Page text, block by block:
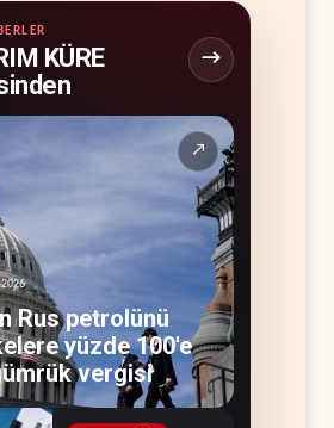
KÜRE
↗
Rus petrolünü
yüzde 100'e
vergisi